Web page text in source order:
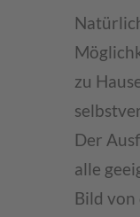
zu
Der
alle
Bild von